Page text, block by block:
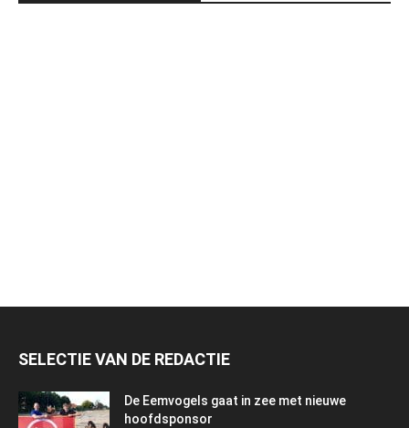
SELECTIE VAN DE REDACTIE
De Eemvogels gaat in zee met nieuwe
hoofdsponsor